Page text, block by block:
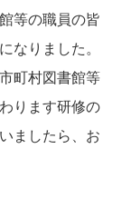
等の職員の皆
なりました。
町村図書館等
ります研修の
ましたら、お